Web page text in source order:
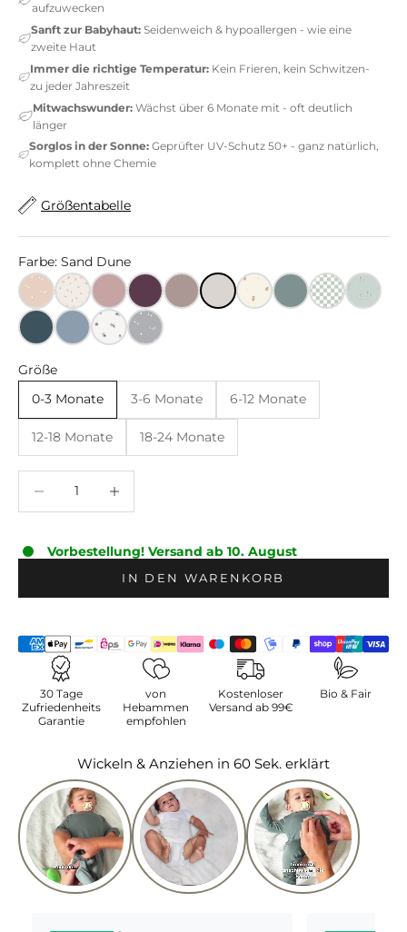
aufzuwecken
Sanft zur Babyhaut:Seidenweich & hypoallergen - wie eine
zweite Haut
Immer die richtige Temperatur: Kein Frieren, kein Schwitzen-
zu jeder Jahreszeit
Mitwachswunder:Wächst über 6 Monate mit - oft deutlich
länger
Sorglos in der Sonne:Geprüfter UV-Schutz 50+ - ganz natürlich,
komplett ohne Chemie
Größentabelle
Farbe: Sand Dune
Größe
0-3 Monate
3-6 Monate 6-12 Monate
12-18 Monate 18-24 Monate
Vorbestellung! Versand ab 10. August
IN DEN WARENKORB
30 Tage
Zufriedenheits
Garantie
von
Hebammen
empfohlen
Kostenloser
Versand ab 99€
Bio & Fair
Wickeln & Anziehen in 60 Sek. erklärt